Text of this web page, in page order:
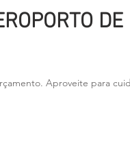
DE
Aproveite para